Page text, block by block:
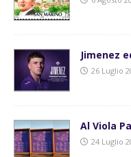
Jimenez
26 Luglio
Al Viola
24 Luglio